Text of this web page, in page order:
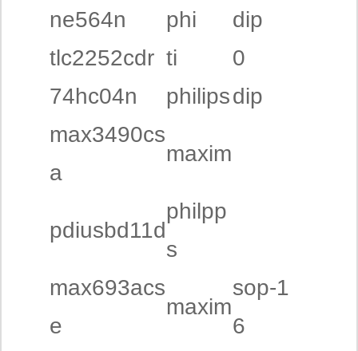
ne564n phi
dip
tlc2252cdr ti
0
74hc04n
philipsdip
max3490cs
a
maxim
pdiusbd11d
philpp
s
max693acs
e
maxim
sop-1
6